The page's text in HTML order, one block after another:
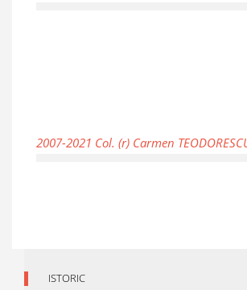
2007-2021 Col. (r) Carmen
ISTORIC